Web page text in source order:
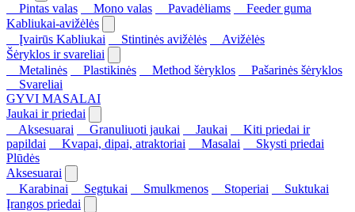
Pintas valas
Mono valas Pavadėliams
Feeder guma
Kabliukai-avižėlės
Įvairūs Kabliukai
Stintinės avižėlės
Avižėlės
Šėryklos ir svareliai
Metalinės
Plastikinės Method šėryklos
Pašarinės šėryklos
Svareliai
GYVI MASALAI
Jaukai ir priedai
Aksesuarai
Granuliuoti jaukai Jaukai
Kiti priedai ir
papildai
Kvapai, dipai, atraktoriai Masalai
Skysti priedai
Plūdės
Aksesuarai
Karabinai
Segtukai Smulkmenos Stoperiai
Suktukai
Įrangos priedai